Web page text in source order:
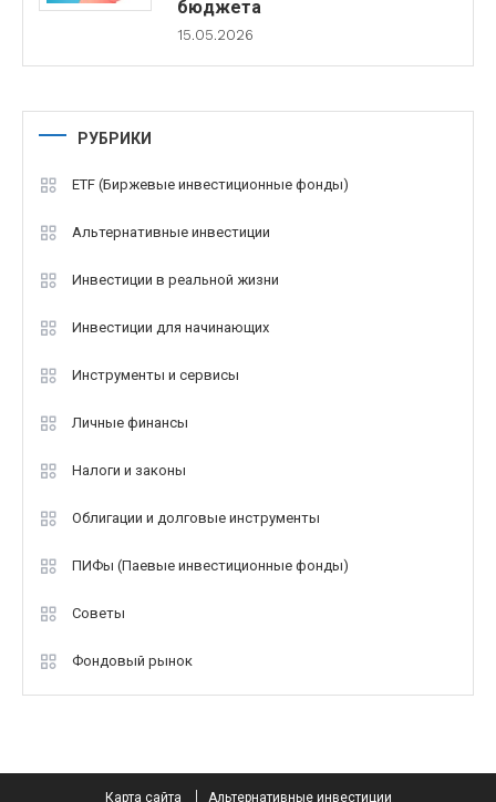
бюджета
15.05.2026
РУБРИКИ
ETF (Биржевые инвестиционные фонды)
Альтернативные инвестиции
Инвестиции в реальной жизни
Инвестиции для начинающих
Инструменты и сервисы
Личные финансы
Налоги и законы
Облигации и долговые инструменты
ПИФы (Паевые инвестиционные фонды)
Советы
Фондовый рынок
Карта сайта Альтернативные инвестиции